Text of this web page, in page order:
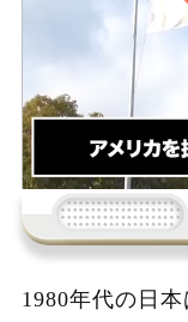
1980年代の日